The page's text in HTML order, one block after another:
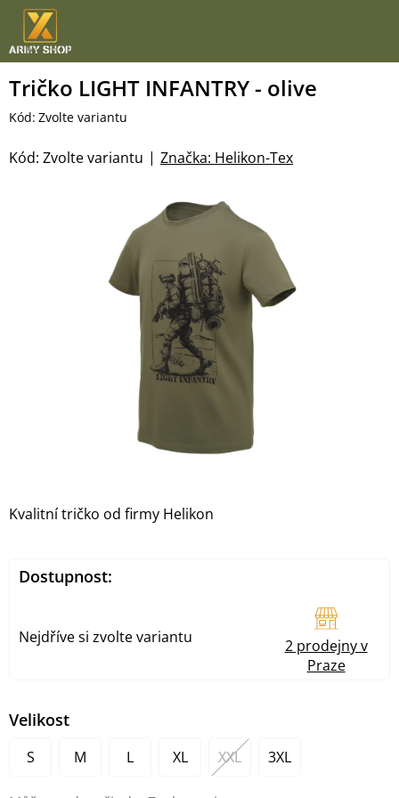
Přejít
obsah
Tričko LIGHT INFANTRY - olive
Kód: Zvolte variantu
Značka: Helikon-Tex
Kód: Zvolte variantu
Velikost
S M L XL XXL 3XL
Kvalitní tričko od firmy Helikon
Dostupnost:
Nejdříve si zvolte variantu
2 prodejny v
Praze